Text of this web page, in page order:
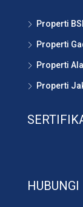
Properti
Properti
Properti
Properti